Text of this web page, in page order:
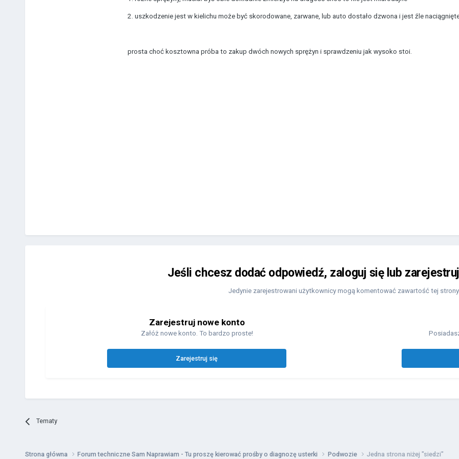
2. uszkodzenie jest w kielichu może być skorodowane, zarwane, lub auto dostało dzwona i jest źle
prosta choć kosztowna próba to zakup dwóch nowych sprężyn i sprawdzeniu jak wysoko stoi.
Jeśli chcesz dodać odpowiedź, zaloguj się lub
Jedynie zarejestrowani użytkownicy mogą komentować zawartość tej
Zarejestruj nowe konto
Załóż nowe konto. To bardzo proste!
Zarejestruj się
Tematy
Strona główna Forum techniczne Sam Naprawiam - Tu proszę kierować prośby o diagnozę usterki Podwozie Jedna strona niżej "siedzi"